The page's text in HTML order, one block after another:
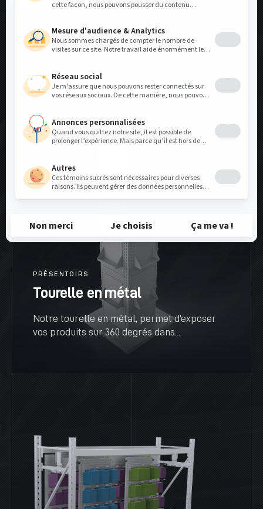
Nos bouts d’îlot sont pratiques pour exposer
vos petits produits ou produits...
PRÉSENTOIRS
Tourelle en métal
Notre tourelle en métal, permet d’exposer
vos produits sur 360 degrés dans...